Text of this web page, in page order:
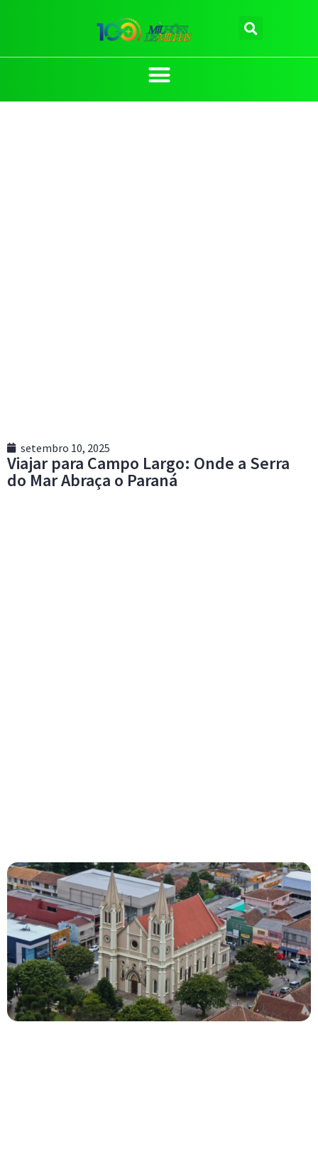
setembro 10, 2025
Viajar para Campo Largo: Onde a Serra
do Mar Abraça o Paraná